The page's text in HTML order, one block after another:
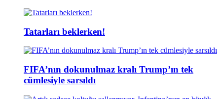
Tatarları beklerken!
FIFA’nın dokunulmaz kralı Trump’ın tek
cümlesiyle sarsıldı